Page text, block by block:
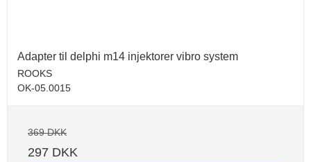
Adapter til delphi m14 injektorer vibro system
ROOKS
OK-05.0015
369 DKK
297 DKK